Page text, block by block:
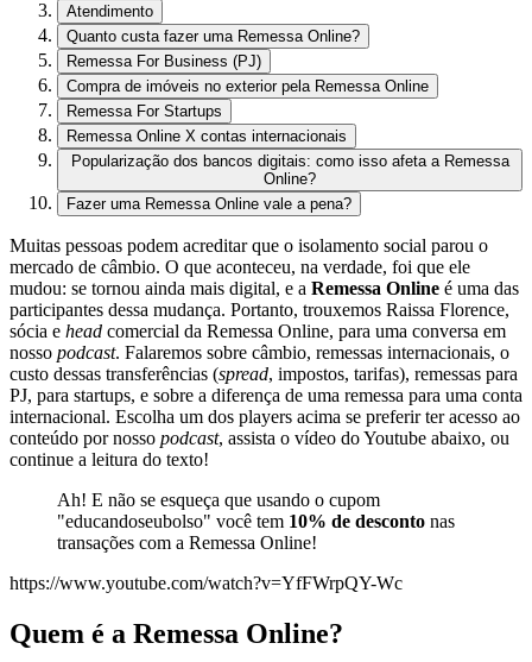
Atendimento
Quanto custa fazer uma Remessa Online?
Remessa For Business (PJ)
Compra de imóveis no exterior pela Remessa Online
Remessa For Startups
Remessa Online X contas internacionais
Popularização dos bancos digitais: como isso afeta a Remessa
Online?
Fazer uma Remessa Online vale a pena?
Muitas pessoas podem acreditar que o isolamento social parou o
mercado de câmbio. O que aconteceu, na verdade, foi que ele
mudou: se tornou ainda mais digital, e a Remessa Online é uma das
participantes dessa mudança. Portanto, trouxemos Raissa Florence,
sócia e head comercial da Remessa Online, para uma conversa em
nosso podcast. Falaremos sobre câmbio, remessas internacionais, o
custo dessas transferências (spread, impostos, tarifas), remessas para
PJ, para startups, e sobre a diferença de uma remessa para uma conta
internacional. Escolha um dos players acima se preferir ter acesso ao
conteúdo por nosso podcast, assista o vídeo do Youtube abaixo, ou
continue a leitura do texto!
Ah! E não se esqueça que usando o cupom
"educandoseubolso" você tem 10% de desconto nas
transações com a Remessa Online!
https://www.youtube.com/watch?v=YfFWrpQY-Wc
Quem é a Remessa Online?